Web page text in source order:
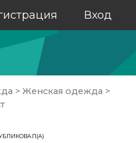
Вход
> Женская одежда >